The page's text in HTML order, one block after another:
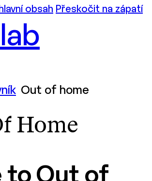
obsah Přeskočit na zápatí
Out of home
Home